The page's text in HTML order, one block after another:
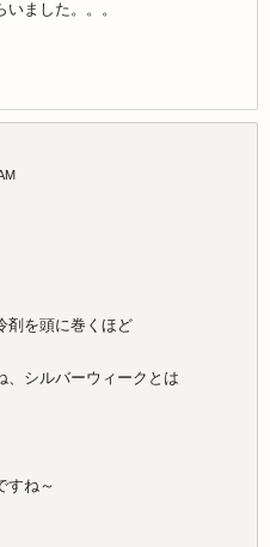
ました。。。
剤を頭に巻くほど
、シルバーウィークとは
すね～